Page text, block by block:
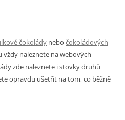
čokolády nebo čokoládových
vždy naleznete na webových
zde naleznete i stovky druhů
opravdu ušetřit na tom, co běžně